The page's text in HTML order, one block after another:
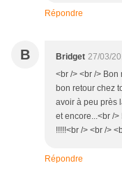
Répondre
B Bridget 27/03/
<br /> <br />
bon retour chez
avoir à peu près
et encore...<br /
!!!!!<br /> <br />
Répondre